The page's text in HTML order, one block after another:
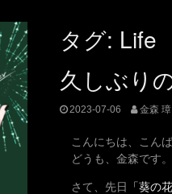
タグ: Life
久しぶり
2023-07-06 金森 璋
こんにちは、こんば
どうも、金森です
さて、先日 「葵の